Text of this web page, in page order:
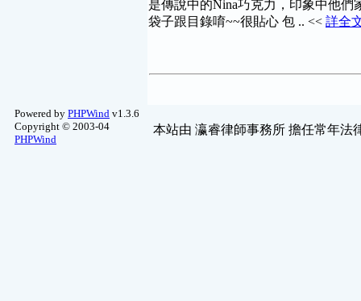
是傳說中的Nina巧克力，印象中他
袋子跟目錄唷~~很貼心 包 .. << 詳全
Powered by PHPWind v1.3.6
Copyright © 2003-04
PHPWind
本站由 瀛睿律師事務所 擔任常年法